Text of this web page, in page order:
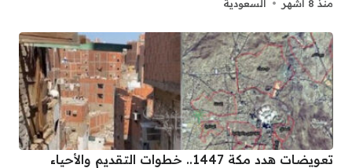
منذ 8 أشهر السعودية
تعويضات هدد مكة 1447.. خطوات التقديم والأحياء